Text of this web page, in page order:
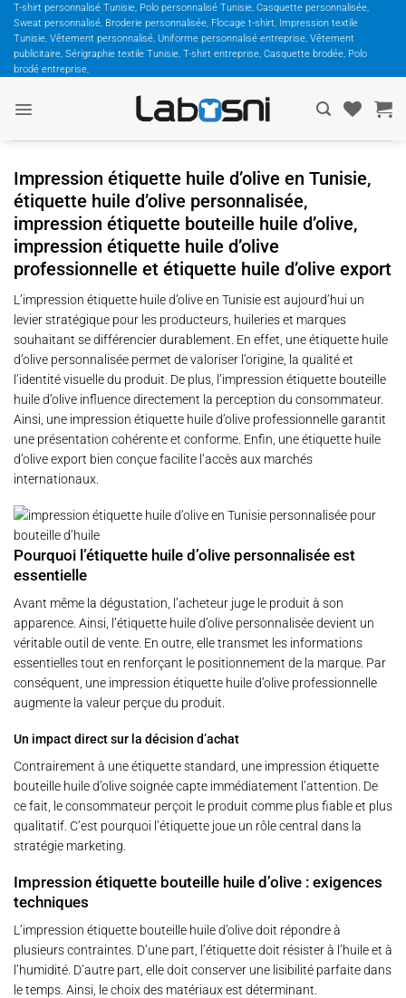
Passer
contenu
T-shirt personnalisé Tunisie, Polo personnalisé Tunisie, Casquette personnalisée,
Sweat personnalisé, Broderie personnalisée, Flocage t-shirt, Impression textile
Tunisie, Vêtement personnalisé, Uniforme personnalisé entreprise, Vêtement
publicitaire, Sérigraphie textile Tunisie, T-shirt entreprise, Casquette brodée, Polo
brodé entreprise,
Impression étiquette huile d’olive en Tunisie,
étiquette huile d’olive personnalisée,
impression étiquette bouteille huile d’olive,
impression étiquette huile d’olive
professionnelle et étiquette huile d’olive export
L’impression étiquette huile d’olive en Tunisie est aujourd’hui un
levier stratégique pour les producteurs, huileries et marques
souhaitant se différencier durablement. En effet, une étiquette huile
d’olive personnalisée permet de valoriser l’origine, la qualité et
l’identité visuelle du produit. De plus, l’impression étiquette bouteille
huile d’olive influence directement la perception du consommateur.
Ainsi, une impression étiquette huile d’olive professionnelle garantit
une présentation cohérente et conforme. Enfin, une étiquette huile
d’olive export bien conçue facilite l’accès aux marchés
internationaux.
Pourquoi l’étiquette huile d’olive personnalisée est
essentielle
Avant même la dégustation, l’acheteur juge le produit à son
apparence. Ainsi, l’étiquette huile d’olive personnalisée devient un
véritable outil de vente. En outre, elle transmet les informations
essentielles tout en renforçant le positionnement de la marque. Par
conséquent, une impression étiquette huile d’olive professionnelle
augmente la valeur perçue du produit.
Un impact direct sur la décision d’achat
Contrairement à une étiquette standard, une impression étiquette
bouteille huile d’olive soignée capte immédiatement l’attention. De
ce fait, le consommateur perçoit le produit comme plus fiable et plus
qualitatif. C’est pourquoi l’étiquette joue un rôle central dans la
stratégie marketing.
Impression étiquette bouteille huile d’olive : exigences
techniques
L’impression étiquette bouteille huile d’olive doit répondre à
plusieurs contraintes. D’une part, l’étiquette doit résister à l’huile et à
l’humidité. D’autre part, elle doit conserver une lisibilité parfaite dans
le temps. Ainsi, le choix des matériaux est déterminant.